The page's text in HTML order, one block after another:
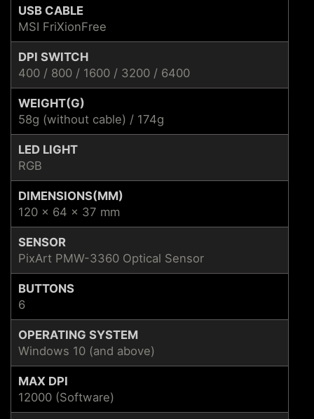
USB CABLE
MSI FriXionFree
DPI SWITCH
400 / 800 / 1600 / 3200 / 6400
WEIGHT(G)
58g (without cable) / 174g
LED LIGHT
RGB
DIMENSIONS(MM)
120 x 64 x 37 mm
SENSOR
PixArt PMW-3360 Optical Sensor
BUTTONS
6
OPERATING SYSTEM
Windows 10 (and above)
MAX DPI
12000 (Software)